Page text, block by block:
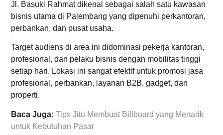
Jl. Basuki Rahmat dikenal sebagai salah satu kawasan
bisnis utama di Palembang yang dipenuhi perkantoran,
perbankan, dan pusat usaha.
Target audiens di area ini didominasi pekerja kantoran,
profesional, dan pelaku bisnis dengan mobilitas tinggi
setiap hari. Lokasi ini sangat efektif untuk promosi jasa
profesional, perbankan, layanan B2B, gadget, dan
properti.
Baca Juga:Tips Jitu Membuat Billboard yang Menarik
untuk Kebutuhan Pasar